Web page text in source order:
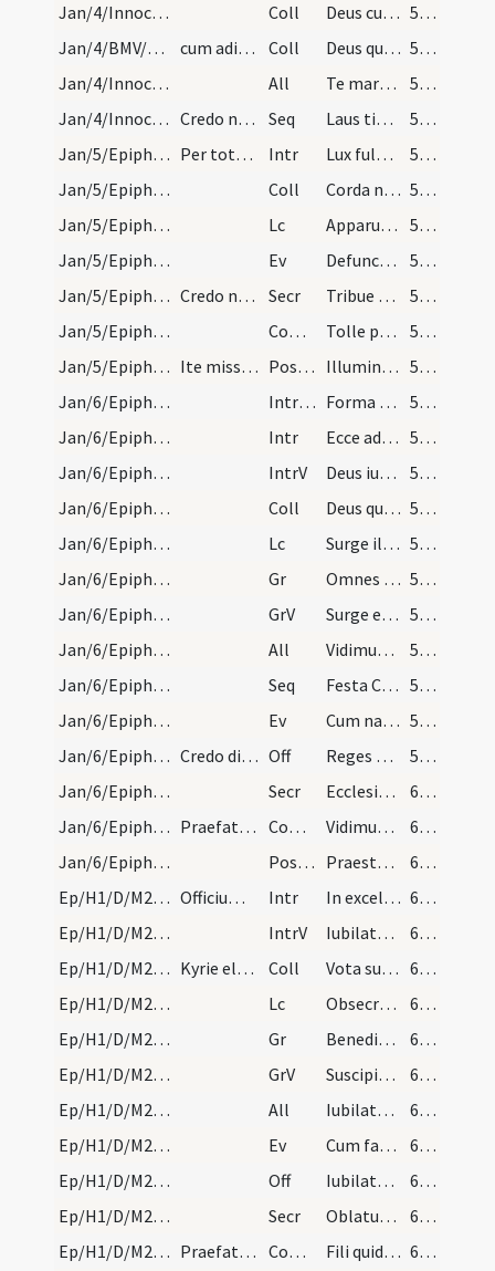
Jan/4/Innocentes (Octava)/M2/Mass Propers
Coll Deus cuius praeconium ... vita fateatur.
57 (19r)
Jan/4/BMV/M2/Mass Propers
cum adiuncta Coll Deus qui salutis
57 (19r)
Jan/4/Innocentes (Octava)/M2/Mass Propers
All Te martyrum
57 (19r)
Jan/4/Innocentes (Octava)/M2/Mass Propers
Credo non dicitur nisi fuerit dominica. Praefatio… Seq Laus tibi Christe
57 (19r)
Jan/5/Epiphania (Vigilia)/M2/Mass Propers
Per totum. Gloria in excelsis dicitur. Intr Lux fulgebit
57 (19r)
Jan/5/Epiphania (Vigilia)/M2/Mass Propers
Coll Corda nostra quaesumus Domine venturae festivitatis splendor illustret
57 (19r)
Jan/5/Epiphania (Vigilia)/M2/Mass Propers
Lc Apparuit benignitas et humanitas Salvatoris nostri Dei
57 (19r)
Jan/5/Epiphania (Vigilia)/M2/Mass Propers
Ev Defuncto Herode
57 (19r)
Jan/5/Epiphania (Vigilia)/M2/Mass Propers
Credo non dicitur ... Praefatio de Nativitate. Secr Tribue quaesumus Domine ut eum praesentibus sacrificiis immolemus
57 (19r)
Jan/5/Epiphania (Vigilia)/M2/Mass Propers
Comm Tolle puerum et matrem eius
57 (19r)
Jan/5/Epiphania (Vigilia)/M2/Mass Propers
Ite missa est Postcomm Illumina quaesumus Domine populum tuum
57 (19r)
Jan/6/Epiphania/M2/Mass Propers
IntrTrop Forma speciosissimus
57 (19r)
Jan/6/Epiphania/M2/Mass Propers
Intr Ecce advenit dominator Dominus
58 (19v)
Jan/6/Epiphania/M2/Mass Propers
IntrV Deus iudicium tuum regi da
58 (19v)
Jan/6/Epiphania/M2/Mass Propers
Coll Deus qui hodierna die Unigenitum tuum gentibus
58 (19v)
Jan/6/Epiphania/M2/Mass Propers
Lc Surge illuminare Ierusalem
58 (19v)
Jan/6/Epiphania/M2/Mass Propers
Gr Omnes de Saba venient
58 (19v)
Jan/6/Epiphania/M2/Mass Propers
GrV Surge et illuminare Ierusalem
58 (19v)
Jan/6/Epiphania/M2/Mass Propers
All Vidimus stellam eius
58 (19v)
Jan/6/Epiphania/M2/Mass Propers
Seq Festa Christi
58 (19v)
Jan/6/Epiphania/M2/Mass Propers
Ev Cum natus esset Iesus in Bethlehem Iuda
59 (20r)
Jan/6/Epiphania/M2/Mass Propers
Credo dicitur per totam octavam quando de festo a… Off Reges Tharsis et insulae
59 (20r)
Jan/6/Epiphania/M2/Mass Propers
Secr Ecclesiae tuae Domine quaesumus dona propitius intuere
60 (20v)
Jan/6/Epiphania/M2/Mass Propers
Praefatio "Quia cum Unigenitus" dicitur per octav… Comm Vidimus stellam eius
60 (20v)
Jan/6/Epiphania/M2/Mass Propers
Postcomm Praesta quaesumus omnipotens Deus ut quae sollemni celebramus officio
60 (20v)
Ep/H1/D/M2/Mass Propers
Officium sub octava Epiphaniae servetur sicut in… Intr In excelso throno
60 (20v)
Ep/H1/D/M2/Mass Propers
IntrV Iubilate Deo omnis terra
60 (20v)
Ep/H1/D/M2/Mass Propers
Kyrie eleison feriale. Coll Vota supplicantis populi quaesumus Domine caelesti pietate prosequere
60 (20v)
Ep/H1/D/M2/Mass Propers
Lc Obsecro vos per misericordiam Dei
60 (20v)
Ep/H1/D/M2/Mass Propers
Gr Benedictus Dominus Deus Israel
60 (20v)
Ep/H1/D/M2/Mass Propers
GrV Suscipiant montes pacem populo tuo
60 (20v)
Ep/H1/D/M2/Mass Propers
All Iubilate Deo omnis terra
61 (21r)
Ep/H1/D/M2/Mass Propers
Ev Cum factus esset Iesus annorum duodecim
61 (21r)
Ep/H1/D/M2/Mass Propers
Off Iubilate Deo omnis terra
61 (21r)
Ep/H1/D/M2/Mass Propers
Secr Oblatum tibi quaesumus Domine sacrificium
61 (21r)
Ep/H1/D/M2/Mass Propers
Praefatio de festo Epiphaniae ferialiter. Comm Fili quid fecisti 61 (21r)